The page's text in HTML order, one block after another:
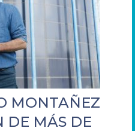
MONTAÑEZ
DE MÁS DE